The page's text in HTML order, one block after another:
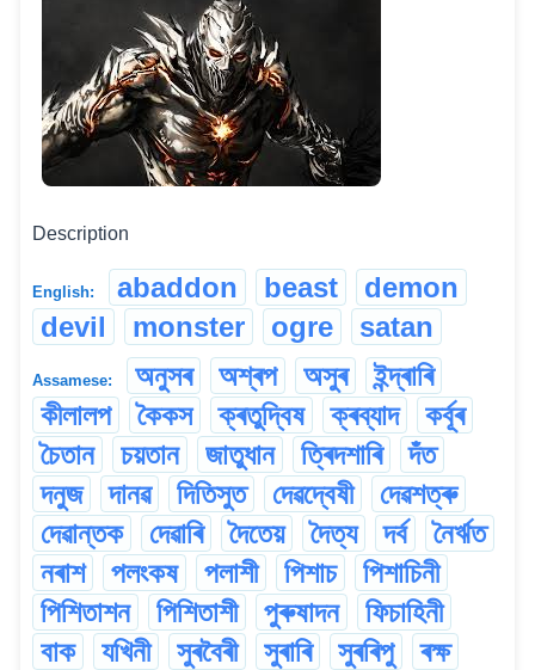
Description
English: abaddon beast
demon
devil
monster ogre satan
Assamese: অনুসৰ অশ্ৰপ অসুৰ
ইন্দ্ৰাৰি
কীলালপ
কৈকস ক্ৰতুদ্বিষ ক্ৰব্যাদ
কৰ্বূৰ
চৈতান
চয়তান জাতুধান ত্ৰিদশাৰি
দঁত
দনুজ
দানৱ দিতিসুত দেৱদ্বেষী
দেৱশত্ৰু
দেৱান্তক
দেৱাৰি দৈতেয় দৈত্য দৰ্ব
নৈৰ্ঋত
নৰাশ
পলংকষ পলাশী পিশাচ
পিশাচিনী
পিশিতাশন
পিশিতাশী পুৰুষাদন
ফিচাহিনী
বাক
যখিনী সুৰবৈৰী সুৰাৰি সুৰৰিপু
ৰক্ষ